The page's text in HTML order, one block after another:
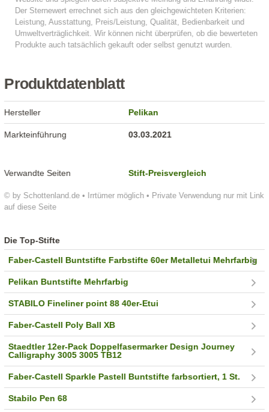
Produktdatenblatt
© by Schottenland.de • Irrtümer möglich • Private Verwendung nur mit Link
auf diese Seite
Hersteller Pelikan
Markteinführung 03.03.2021
Verwandte Seiten Stift-Preisvergleich
Die Top-Stifte
Faber-Castell Buntstifte Farbstifte 60er Metalletui Mehrfarbig
Pelikan Buntstifte Mehrfarbig
STABILO Fineliner point 88 40er-Etui
Faber-Castell Poly Ball XB
Staedtler 12er-Pack Doppelfasermarker Design Journey
Calligraphy 3005 3005 TB12
Faber-Castell Sparkle Pastell Buntstifte farbsortiert, 1 St.
Stabilo Pen 68